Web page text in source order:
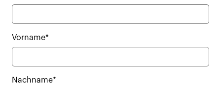
Vorname*
Nachname*